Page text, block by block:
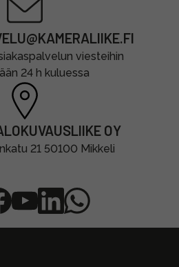
viesteihin
24 h kuluessa
OY
21 50100 Mikkeli